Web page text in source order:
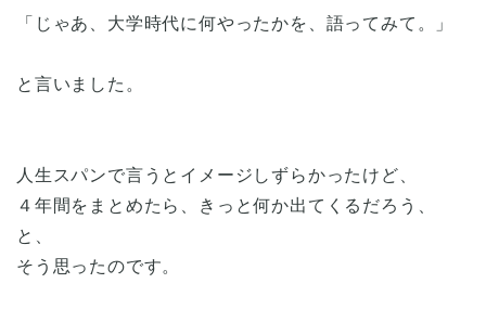
「じゃあ、大学時代に何やったかを、語ってみて。」
と言いました。
人生スパンで言うとイメージしずらかったけど、
４年間をまとめたら、きっと何か出てくるだろう、
と、
そう思ったのです。